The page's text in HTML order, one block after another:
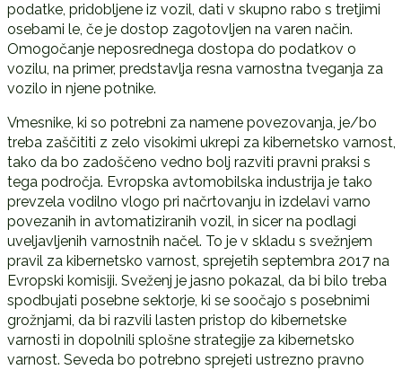
podatke, pridobljene iz vozil, dati v skupno rabo s tretjimi
osebami le, če je dostop zagotovljen na varen način.
Omogočanje neposrednega dostopa do podatkov o
vozilu, na primer, predstavlja resna varnostna tveganja za
vozilo in njene potnike.
Vmesnike, ki so potrebni za namene povezovanja, je/bo
treba zaščititi z zelo visokimi ukrepi za kibernetsko varnost,
tako da bo zadoščeno vedno bolj razviti pravni praksi s
tega področja. Evropska avtomobilska industrija je tako
prevzela vodilno vlogo pri načrtovanju in izdelavi varno
povezanih in avtomatiziranih vozil, in sicer na podlagi
uveljavljenih varnostnih načel. To je v skladu s svežnjem
pravil za kibernetsko varnost, sprejetih septembra 2017 na
Evropski komisiji. Sveženj je jasno pokazal, da bi bilo treba
spodbujati posebne sektorje, ki se soočajo s posebnimi
grožnjami, da bi razvili lasten pristop do kibernetske
varnosti in dopolnili splošne strategije za kibernetsko
varnost. Seveda bo potrebno sprejeti ustrezno pravno